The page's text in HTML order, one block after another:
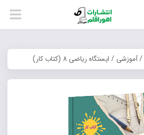
/آموزشی / ایستگاه ریاضی 8 (کتاب کار)